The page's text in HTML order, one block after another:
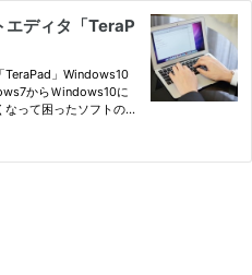
エディタ「TeraP
TeraPad」Windows10
からＷindows10に
って困ったソフトの1